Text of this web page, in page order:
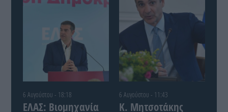
6 Αυγούστου - 18:18
ΕΛΑΣ: Βιομηχανία
6 Αυγούστου - 11:43
Κ. Μητσοτάκης